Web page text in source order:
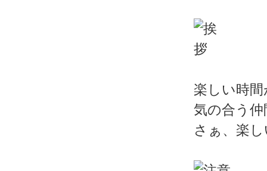
楽しい時
気の合う
さぁ、楽